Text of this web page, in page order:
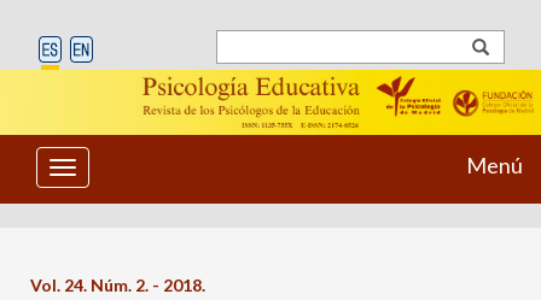
Toggle
navigation
Menú
Vol. 24. Núm. 2. - 2018.